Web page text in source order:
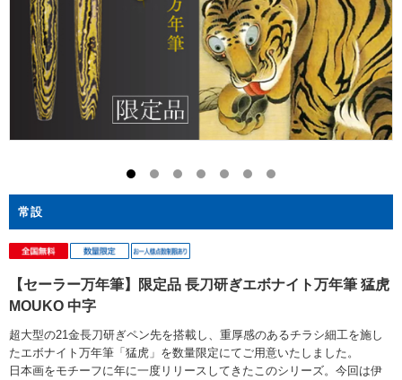
常設
【セーラー万年筆】限定品 長刀研ぎエボナイト万年筆 猛虎
MOUKO 中字
超大型の21金長刀研ぎペン先を搭載し、重厚感のあるチラシ細工を施し
たエボナイト万年筆「猛虎」を数量限定にてご用意いたしました。
日本画をモチーフに年に一度リリースしてきたこのシリーズ。今回は伊